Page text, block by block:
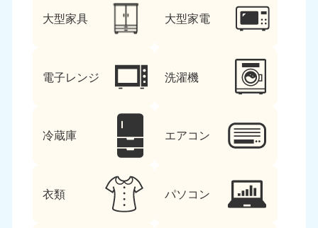
大型家具 大型家電
電子レンジ 洗濯機
冷蔵庫 エアコン
衣類 パソコン